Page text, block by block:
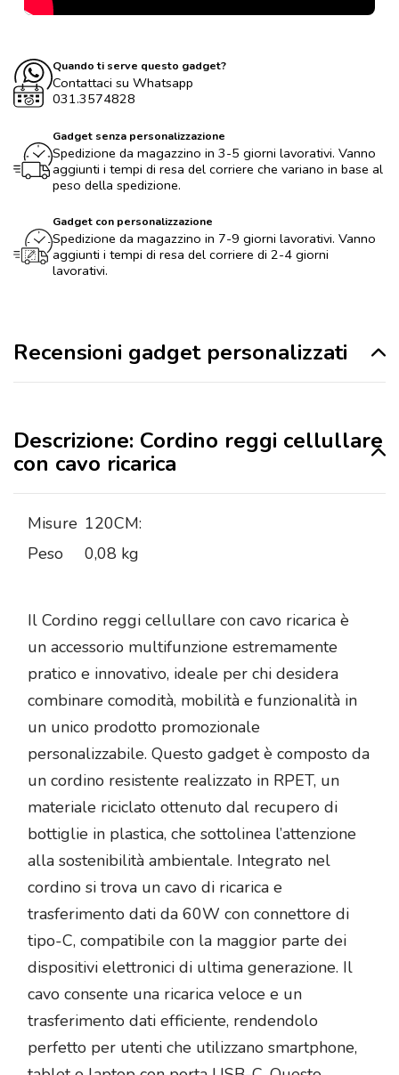
Quando ti serve questo gadget?
Contattaci su Whatsapp
031.3574828
Gadget senza personalizzazione
Spedizione da magazzino in 3-5 giorni lavorativi. Vanno
aggiunti i tempi di resa del corriere che variano in base al
peso della spedizione.
Gadget con personalizzazione
Spedizione da magazzino in 7-9 giorni lavorativi. Vanno
aggiunti i tempi di resa del corriere di 2-4 giorni
lavorativi.
Recensioni gadget personalizzati
Descrizione: Cordino reggi cellullare
con cavo ricarica
Misure 120CM:
Peso
0,08 kg
Il Cordino reggi cellullare con cavo ricarica è
un accessorio multifunzione estremamente
pratico e innovativo, ideale per chi desidera
combinare comodità, mobilità e funzionalità in
un unico prodotto promozionale
personalizzabile. Questo gadget è composto da
un cordino resistente realizzato in RPET, un
materiale riciclato ottenuto dal recupero di
bottiglie in plastica, che sottolinea l’attenzione
alla sostenibilità ambientale. Integrato nel
cordino si trova un cavo di ricarica e
trasferimento dati da 60W con connettore di
tipo-C, compatibile con la maggior parte dei
dispositivi elettronici di ultima generazione. Il
cavo consente una ricarica veloce e un
trasferimento dati efficiente, rendendolo
perfetto per utenti che utilizzano smartphone,